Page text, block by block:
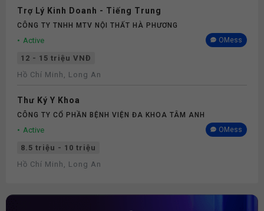
Trợ Lý Kinh Doanh - Tiếng Trung
CÔNG TY TNHH MTV NỘI THẤT HÀ PHƯƠNG
Active OMess
12 - 15 triệu VNĐ
Hồ Chí Minh, Long An
Thư Ký Y Khoa
CÔNG TY CỔ PHẦN BỆNH VIỆN ĐA KHOA TÂM ANH
Active OMess
8.5 triệu - 10 triệu
Hồ Chí Minh, Long An